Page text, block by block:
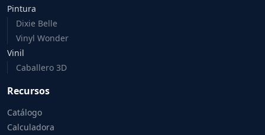
Pintura
Dixie Belle
Vinyl Wonder
Vinil
Caballero 3D
Recursos
Catálogo
Calculadora